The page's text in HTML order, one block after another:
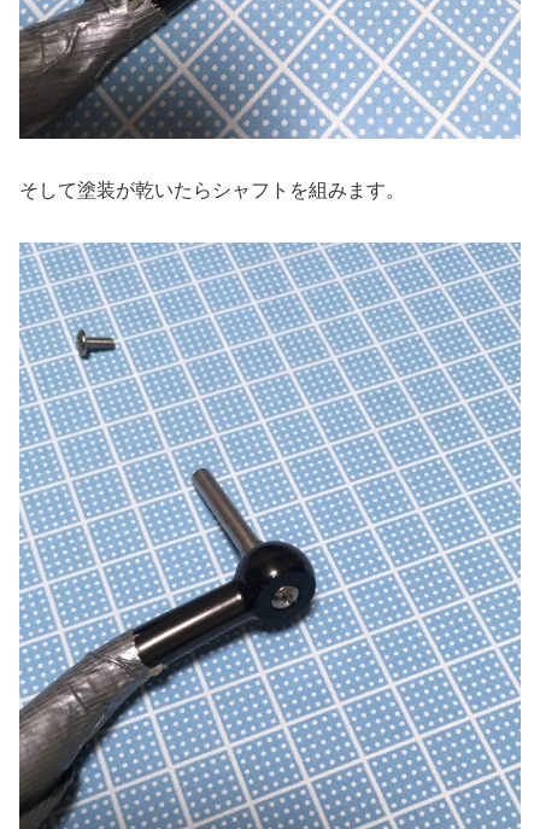
そして塗装が乾いたらシャフトを組みます。